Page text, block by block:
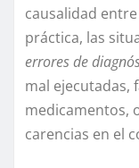
causalidad
práctica, las
errores de
mal ejecutadas,
medicamentos,
carencias en el